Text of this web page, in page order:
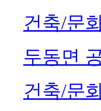
건축/문
두동면
건축/문